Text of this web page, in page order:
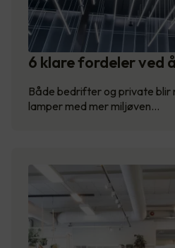
6 klare fordeler ved
Både bedrifter og private blir
lamper med mer miljøven…